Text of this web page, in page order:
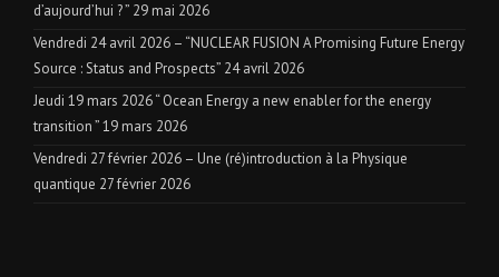
d’aujourd’hui ? ” 29 mai 2026
Vendredi 24 avril 2026 – “NUCLEAR FUSION A Promising Future Energy
Source : Status and Prospects” 24 avril 2026
Jeudi 19 mars 2026 “ Ocean Energy a new enabler for the energy
transition ”19 mars 2026
Vendredi 27 février 2026 – Une (ré)introduction à la Physique
quantique 27 février 2026